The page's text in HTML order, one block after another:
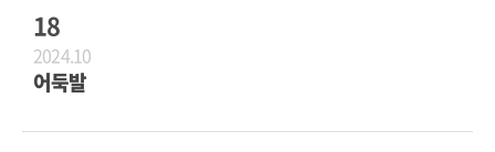
18
2024.10
어둑발